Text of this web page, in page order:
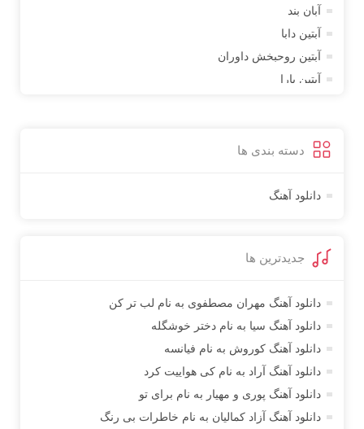
آبان بند
آبتین دابا
آبتین روحبخش داوران
آبتین یارا
آدرین آذری
آدین
آراد شاک
آراز
آراز آرا
آراز المان
آراز نصیری
آراکو
آراکوم
دسته بندی ها
دانلود آهنگ
جدیدترین ها
دانلود آهنگ مهران مصطفوی به نام لب تر کن
دانلود آهنگ سیا به نام دختر خوشگله
دانلود آهنگ کوروش به نام فیانسه
دانلود آهنگ آراد به نام کی هواییت کرد
دانلود آهنگ پوری و مهیار به نام برای تو
دانلود آهنگ آزاد کمالیان به نام خاطرات بی رنگ